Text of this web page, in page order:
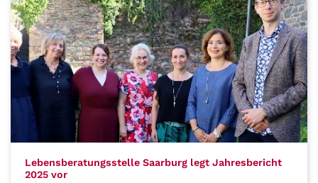
Lebensberatungsstelle Saarburg legt Jahresbericht
2025 vor: